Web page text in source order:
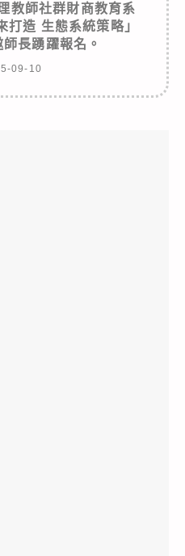
教師社群財商教育系
打造 生態系統策略」
長踴躍報名。
09-10